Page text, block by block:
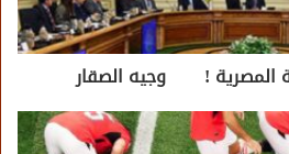
المصرية ! وجيه الصقار